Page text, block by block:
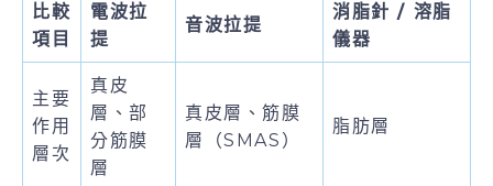
比較
項目
電波拉
提
音波拉提
消脂針 / 溶脂
儀器
主要
作用
層次
真皮
層、部
分筋膜
層
真皮層、筋膜
層（SMAS）
脂肪層